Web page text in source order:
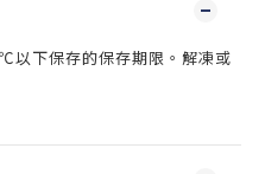
以下保存的保存期限。解凍或